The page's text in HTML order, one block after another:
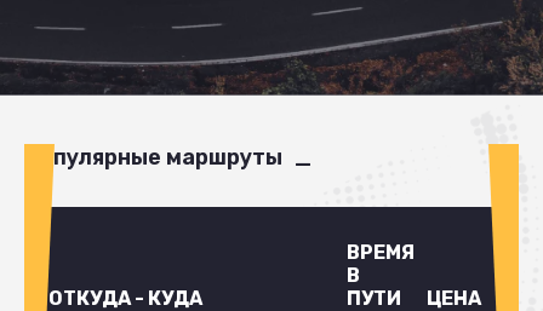
Популярные маршруты
ОТКУДА - КУДА
ВРЕМЯ
В
ПУТИ
ЦЕНА